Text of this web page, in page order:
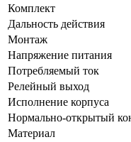
Комплект
Дальность действия
Монтаж
Напряжение питания
Потребляемый ток
Релейный выход
Исполнение корпуса
Нормально-открытый
Материал